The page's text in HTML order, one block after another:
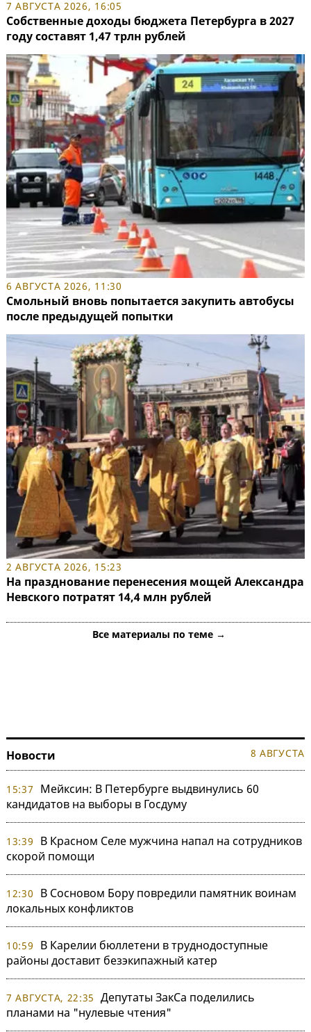
7 АВГУСТА 2026, 16:05
Собственные доходы бюджета Петербурга в 2027
году составят 1,47 трлн рублей
6 АВГУСТА 2026, 11:30
Смольный вновь попытается закупить автобусы
после предыдущей попытки
2 АВГУСТА 2026, 15:23
На празднование перенесения мощей Александра
Невского потратят 14,4 млн рублей
Все материалы по теме →
Новости 8 АВГУСТА
15:37
Мейксин: В Петербурге выдвинулись 60
кандидатов на выборы в Госдуму
13:39
В Красном Селе мужчина напал на сотрудников
скорой помощи
12:30
В Сосновом Бору повредили памятник воинам
локальных конфликтов
10:59
В Карелии бюллетени в труднодоступные
районы доставит безэкипажный катер
7 АВГУСТА, 22:35 Депутаты ЗакСа поделились
планами на "нулевые чтения"